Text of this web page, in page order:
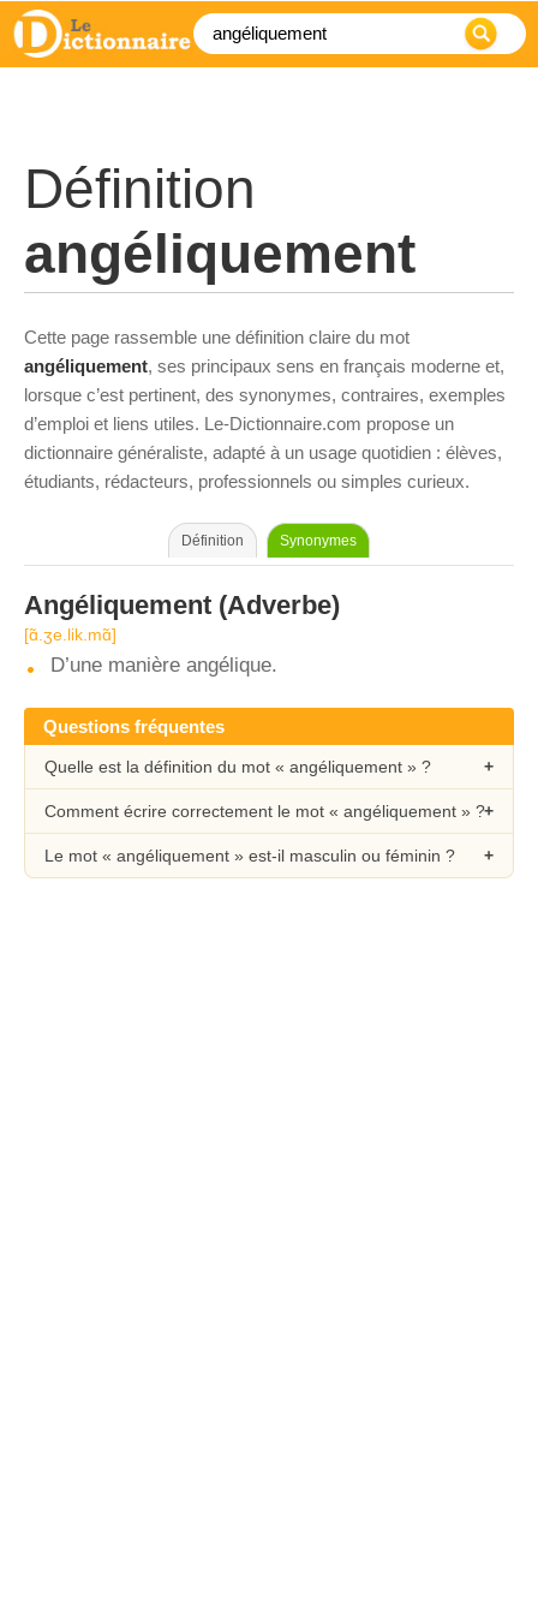
Définition
angéliquement
Cette page rassemble une définition claire du mot
angéliquement, ses principaux sens en français moderne et,
lorsque c’est pertinent, des synonymes, contraires, exemples
d’emploi et liens utiles. Le-Dictionnaire.com propose un
dictionnaire généraliste, adapté à un usage quotidien : élèves,
étudiants, rédacteurs, professionnels ou simples curieux.
Définition Synonymes
Angéliquement (Adverbe)
[ɑ̃.ʒe.lik.mɑ̃]
D’une manière angélique.
Questions fréquentes
Quelle est la définition du mot « angéliquement » ?
Comment écrire correctement le mot « angéliquement » ?
Le mot « angéliquement » est-il masculin ou féminin ?